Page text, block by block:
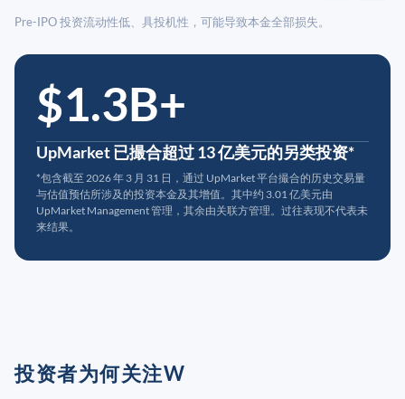
Pre-IPO 投资流动性低、具投机性，可能导致本金全部损失。
$1.3B+
UpMarket 已撮合超过 13 亿美元的另类投资*
*包含截至 2026 年 3 月 31 日，通过 UpMarket 平台撮合的历史交易量
与估值预估所涉及的投资本金及其增值。其中约 3.01 亿美元由
UpMarket Management 管理，其余由关联方管理。过往表现不代表未
来结果。
投资者为何关注W